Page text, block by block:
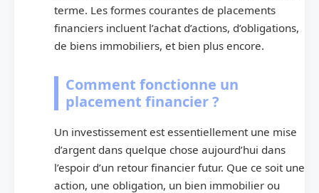
terme. Les formes courantes de placements
financiers incluent l’achat d’actions, d’obligations,
de biens immobiliers, et bien plus encore.
Comment fonctionne un
placement financier ?
Un investissement est essentiellement une mise
d’argent dans quelque chose aujourd’hui dans
l’espoir d’un retour financier futur. Que ce soit une
action, une obligation, un bien immobilier ou